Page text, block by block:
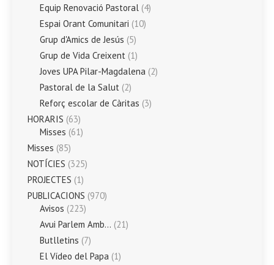
Equip Renovació Pastoral (4)
Espai Orant Comunitari (10)
Grup d'Amics de Jesús (5)
Grup de Vida Creixent (1)
Joves UPA Pilar-Magdalena (2)
Pastoral de la Salut (2)
Reforç escolar de Càritas (3)
HORARIS (63)
Misses (61)
Misses (85)
NOTÍCIES (325)
PROJECTES (1)
PUBLICACIONS (970)
Avisos (223)
Avui Parlem Amb… (21)
Butlletins (7)
El Vídeo del Papa (1)